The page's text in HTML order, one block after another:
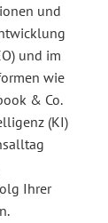
und
und im
wie
& Co.
(KI)
Ihrer